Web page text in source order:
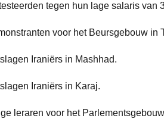
tegen hun lage salaris van
voor het Beursgebouw in
Iraniërs in Mashhad.
Iraniërs in Karaj.
leraren voor het